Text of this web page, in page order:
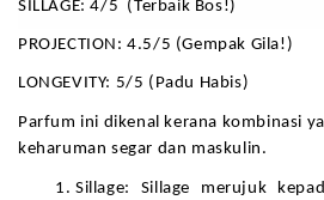
SILLAGE: 4/5  (Terbaik Bos!)
PROJECTION: 4.5/5 (Gempak Gila!)
LONGEVITY: 5/5 (Padu Habis)
Parfum ini dikenal kerana kombinasi
keharuman segar dan maskulin.
Sillage: Sillage merujuk